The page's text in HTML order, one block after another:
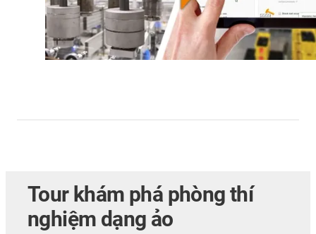
Tour khám phá phòng thí
nghiệm dạng ảo